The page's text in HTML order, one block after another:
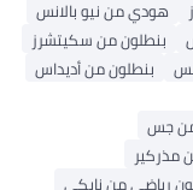
من نيو بالانس
من سكيتشرز
من أديداس
من نايكي